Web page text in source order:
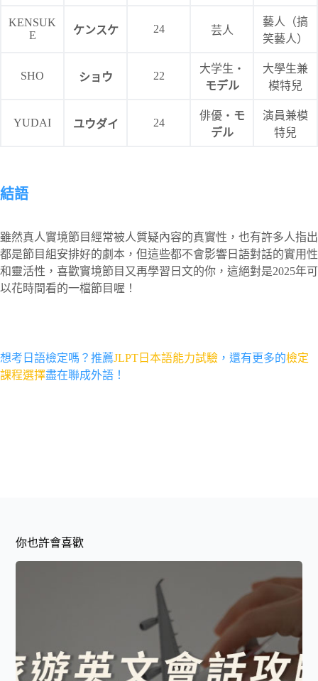
KENSUK
E
ケンスケ 24 芸人
藝人（搞
笑藝人）
SHO ショウ 22
大学生・
モデル
大學生兼
模特兒
YUDAI ユウダイ 24
俳優・ モ
デル
演員兼模
特兒
結語
雖然真人實境節目經常被人質疑內容的真實性，也有許多人指出
都是節目組安排好的劇本，但這些都不會影響日語對話的實用性
和靈活性，喜歡實境節目又再學習日文的你，這絕對是2025年可
以花時間看的一檔節目喔！
想考日語檢定嗎？推薦JLPT日本語能力試驗 ，還有更多的檢定
課程選擇盡在聯成外語！
你也許會喜歡